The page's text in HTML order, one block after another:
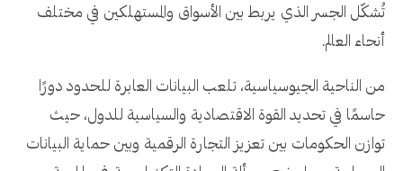
تُشكّل الجسر الذي يربط بين الأسواق والمستهلكين في مختلف
أنحاء العالم.
من الناحية الجيوسياسية، تلعب البيانات العابرة للحدود دورًا
حاسمًا في تحديد القوة الاقتصادية والسياسية للدول، حيث
توازن الحكومات بين تعزيز التجارة الرقمية وبين حماية البيانات